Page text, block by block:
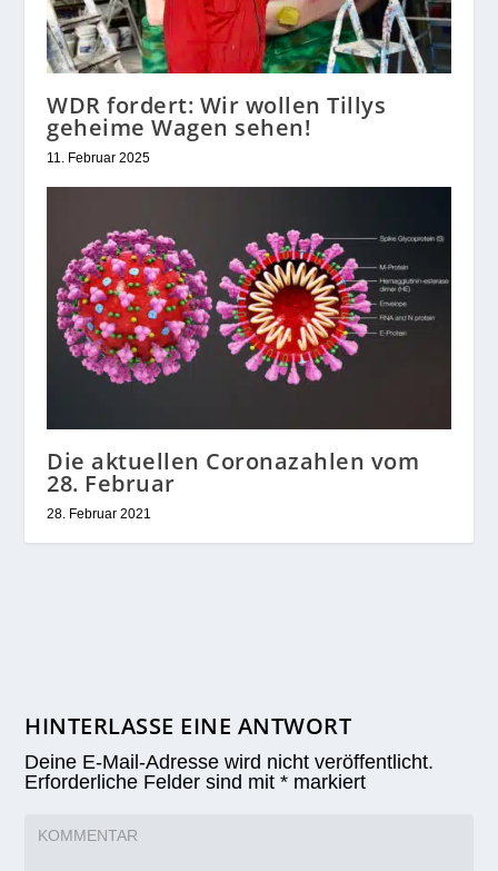
WDR fordert: Wir wollen Tillys
geheime Wagen sehen!
11. Februar 2025
Die aktuellen Coronazahlen vom
28. Februar
28. Februar 2021
HINTERLASSE EINE ANTWORT
Deine E-Mail-Adresse wird nicht veröffentlicht.
Erforderliche Felder sind mit* markiert